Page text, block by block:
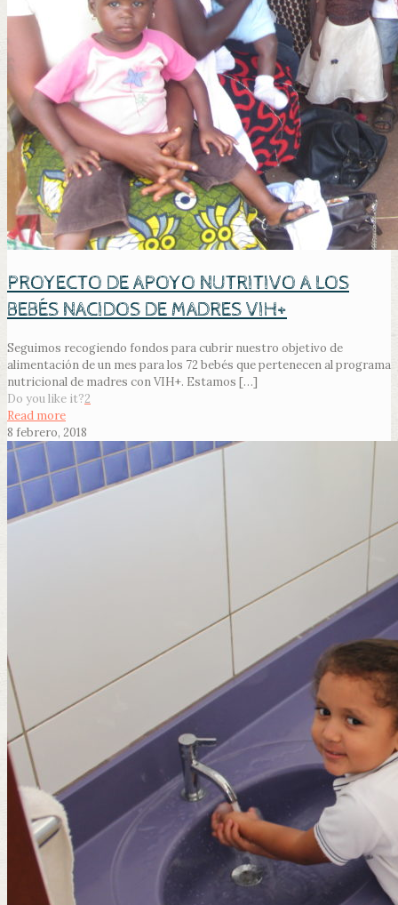
PROYECTO DE APOYO NUTRITIVO A LOS
BEBÉS NACIDOS DE MADRES VIH+
Seguimos recogiendo fondos para cubrir nuestro objetivo de
alimentación de un mes para los 72 bebés que pertenecen al programa
nutricional de madres con VIH+. Estamos […]
Do you like it?2
Read more
8 febrero, 2018